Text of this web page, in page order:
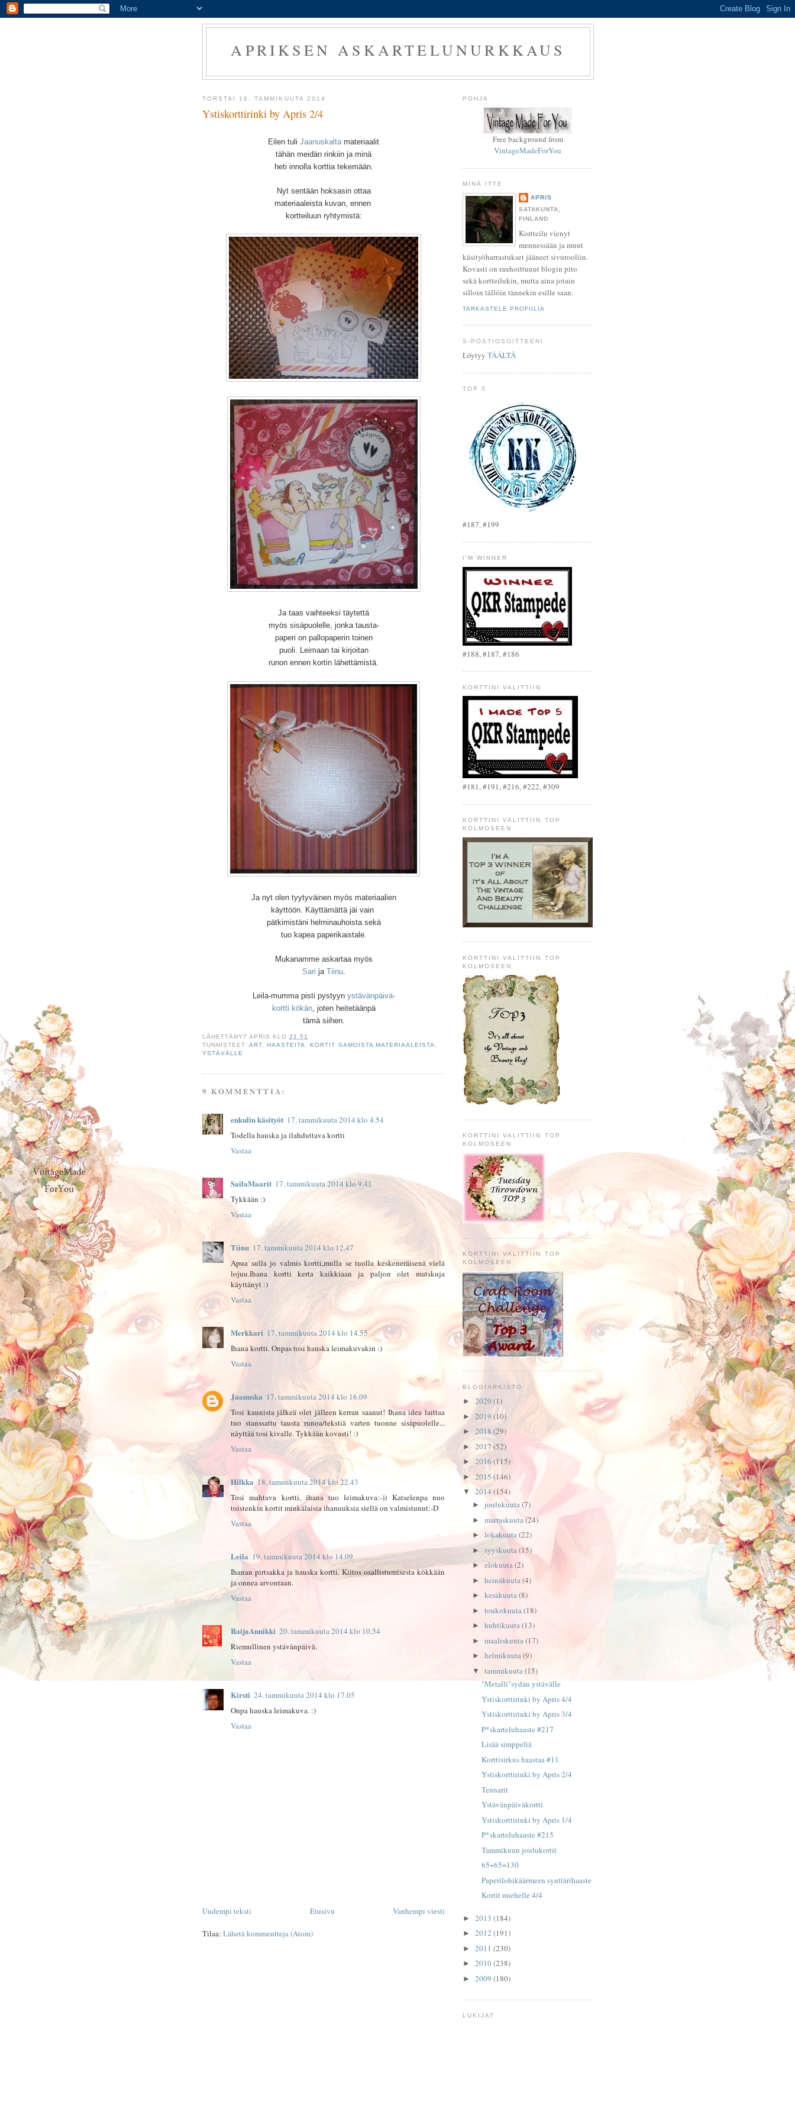
APRIKSEN ASKARTELUNURKKAUS
TORSTAI 16. TAMMIKUUTA 2014
Ystiskorttirinki by Apris 2/4
Eilen tuli Jaanuskaltamateriaalit
tähän meidän rinkiin ja minä
heti innolla korttia tekemään.
Nyt sentään hoksasin ottaa
materiaaleista kuvan, ennen
kortteiluun ryhtymistä:
Ja taas vaihteeksi täytettä
myös sisäpuolelle, jonka tausta-
paperi on pallopaperin toinen
puoli. Leimaan tai kirjoitan
runon ennen kortin lähettämistä.
Ja nyt olen tyytyväinen myös materiaalien
käyttöön. Käyttämättä jäi vain
pätkimistäni helminauhoista sekä
tuo kapea paperikaistale.
Mukanamme askartaa myös
Sari ja Tiinu.
Leila-mumma pisti pystyyn ystävänpäivä-
kortti kökän, joten heitetäänpä
tämä siihen.
LÄHETTÄNYTAPRIS KLO21.51
TUNNISTEET:ART ,HAASTEITA ,KORTIT SAMOISTA MATERIAALEISTA
YSTÄVÄLLE
9 KOMMENTTIA:
enkulin käsityöt 17. tammikuuta 2014 klo 4.54
Todella hauska ja ilahduttava kortti
Vastaa
SailaMaarit 17. tammikuuta 2014 klo 9.41
Tykkään :)
Vastaa
Tiinu 17. tammikuuta 2014 klo 12.47
Apua sulla jo valmis kortti,mulla se tuolla keskeneräisenä vielä
lojuu.Ihana kortti kerta kaikkiaan ja paljon olet matskuja
käyttänyt :)
Vastaa
Merkkari 17. tammikuuta 2014 klo 14.55
Ihana kortti. Onpas tosi hauska leimakuvakin :)
Vastaa
Jaanuska 17. tammikuuta 2014 klo 16.09
Tosi kaunista jälkeä olet jälleen kerran saanut! Ihana idea laittaa
tuo stanssattu tausta runoa/tekstiä varten tuonne sisäpuolelle...
näyttää tosi kivalle. Tykkään kovasti! :)
Vastaa
Hilkka 18. tammikuuta 2014 klo 22.43
Tosi mahtava kortti, ihana tuo leimakuva:-)) Katselenpa nuo
toistenkin kortit minkälaisia ihanuuksia siellä on valmistunut:-D
Vastaa
Leila 19. tammikuuta 2014 klo 14.09
Ihanan pirtsakka ja hauska kortti. Kiitos osallistumisesta kökkään
ja onnea arvontaan.
Vastaa
RaijaAnnikki 20. tammikuuta 2014 klo 10.54
Riemullinen ystävänpäivä.
Vastaa
Kirsti 24. tammikuuta 2014 klo 17.05
Onpa hauska leimakuva. :)
Vastaa
Uudempi teksti Vanhempi viesti
Etusivu
Tilaa: Lähetä kommentteja (Atom)
POHJA
Free background from
VintageMadeForYou
MINÄ ITTE
APRIS
SATAKUNTA,
FINLAND
Kortteilu vienyt
mennessään ja muut
käsityöharrastukset jääneet sivurooliin.
Kovasti on rauhoittunut blogin pito
sekä kortteilukin, mutta aina jotain
silloin tällöin tännekin esille saan.
TARKASTELE PROFIILIA
S-POSTIOSOITTEENI
Löytyy TÄÄLTÄ
TOP 3
#187, #199
I'M WINNER
#188, #187, #186
KORTTINI VALITTIIN
#181, #191, #216, #222, #309
KORTTINI VALITTIIN TOP
KOLMOSEEN
KORTTINI VALITTIIN TOP
KOLMOSEEN
KORTTINI VALITTIIN TOP
KOLMOSEEN
KORTTINI VALITTIIN TOP
KOLMOSEEN
BLOGIARKISTO
► 2020(1)
► 2019 (10)
►2018 (29)
► 2017 (52)
► 2016(115)
►2015(146)
▼ 2014 (154)
► joulukuuta(7)
► marraskuuta(24)
► lokakuuta(22)
► syyskuuta(15)
► elokuuta(2)
► heinäkuuta(4)
► kesäkuuta(8)
► toukokuuta(18)
► huhtikuuta(13)
► maaliskuuta(17)
► helmikuuta(9)
▼ tammikuuta(15)
"Metalli"sydän ystävälle
Ystiskorttirinki by Apris 4/4
Ystiskorttirinki by Apris 3/4
P*skarteluhaaste #217
Lisää simppeliä
Korttisirkus haastaa #11
Ystiskorttirinki by Apris 2/4
Tennarit
Ystävänpäiväkortti
Ystiskorttirinki by Apris 1/4
P*skarteluhaaste #215
Tammikuun joulukortit
65+65=130
Paperilohikäärmeen synttärihaaste
Kortit miehelle 4/4
► 2013 (184)
► 2012 (191)
► 2011 (230)
► 2010(238)
► 2009 (180)
LUKIJAT